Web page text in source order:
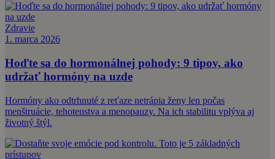
Zdravie
1. marca 2026
Hoďte sa do hormonálnej pohody: 9 tipov, ako
udržať hormóny na uzde
Hormóny ako odtrhnuté z reťaze netrápia ženy len počas
menštruácie, tehotenstva a menopauzy. Na ich stabilitu vplýva aj
životný štýl.